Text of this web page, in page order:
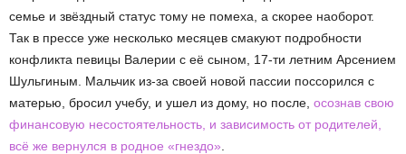
семье и звёздный статус тому не помеха, а скорее наоборот.
Так в прессе уже несколько месяцев смакуют подробности
конфликта певицы Валерии с её сыном, 17-ти летним Арсением
Шульгиным. Мальчик из-за своей новой пассии поссорился с
матерью, бросил учебу, и ушел из дому, но после, осознав свою
финансовую несостоятельность, и зависимость от родителей,
всё же вернулся в родное «гнездо»